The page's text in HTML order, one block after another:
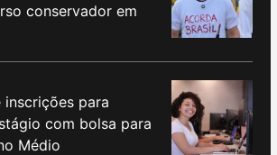
conservador em
inscrições para
com bolsa para
Médio